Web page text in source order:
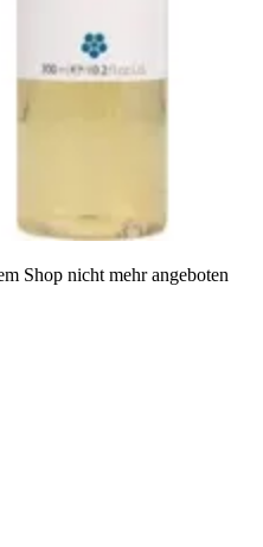
Shop nicht mehr angeboten